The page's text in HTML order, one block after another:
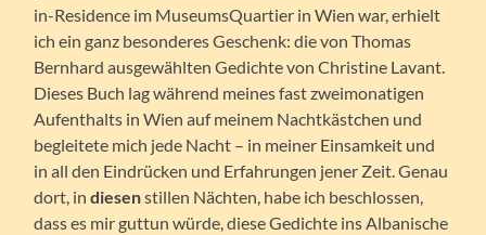
in-Residence im MuseumsQuartier in Wien war, erhielt
ich ein ganz besonderes Geschenk: die von Thomas
Bernhard ausgewählten Gedichte von Christine Lavant.
Dieses Buch lag während meines fast zweimonatigen
Aufenthalts in Wien auf meinem Nachtkästchen und
begleitete mich jede Nacht – in meiner Einsamkeit und
in all den Eindrücken und Erfahrungen jener Zeit. Genau
dort, indiesenstillen Nächten, habe ich beschlossen,
dass es mir guttun würde, diese Gedichte ins Albanische